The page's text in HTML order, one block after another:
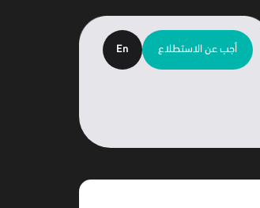
أجب عن الاستطلاع En